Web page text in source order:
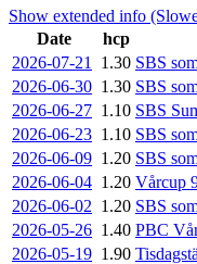
Show extended info
Date
hcp
2026-07-21
1.30 SBS
2026-06-30 1.30 SBS
2026-06-27 1.10 SBS
2026-06-23 1.10 SBS
2026-06-09 1.20 SBS
2026-06-04 1.20 Vårcup
2026-06-02 1.20 SBS
2026-05-26 1.40 PBC
2026-05-19 1.90